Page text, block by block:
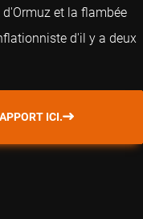
et la flambée
d'il y a deux
ICI.